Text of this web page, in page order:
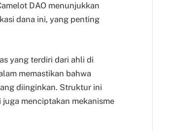
DAO menunjukkan
dana ini, yang penting
yang terdiri dari ahli di
memastikan bahwa
diinginkan. Struktur ini
menciptakan mekanisme